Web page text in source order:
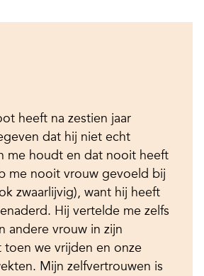
heeft na zestien jaar
dat hij niet echt
me houdt en dat nooit heeft
me nooit vrouw gevoeld bij
zwaarlijvig), want hij heeft
Hij vertelde me zelfs
andere vrouw in zijn
toen we vrijden en onze
Mijn zelfvertrouwen is